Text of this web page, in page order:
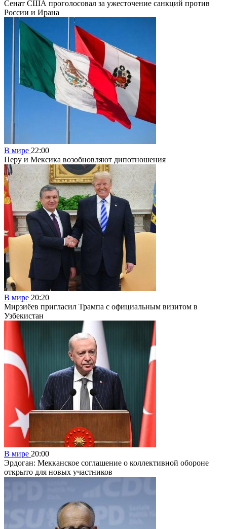
Сенат США проголосовал за ужесточение санкций против
России и Ирана
В мире 22:00
Перу и Мексика возобновляют дипотношения
В мире 20:20
Мирзиёев пригласил Трампа с официальным визитом в
Узбекистан
В мире 20:00
Эрдоган: Мекканское соглашение о коллективной обороне
открыто для новых участников